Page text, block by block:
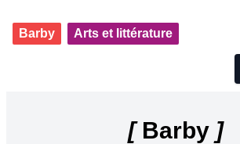
Barby Arts et littérature
[Barby ]